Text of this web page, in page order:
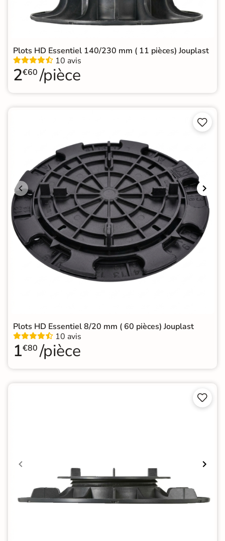
Plots HD Essentiel 140/230 mm ( 11 pièces) Jouplast
10 avis
2€60 /pièce


Plots HD Essentiel 8/20 mm ( 60 pièces) Jouplast
10 avis
1€80 /pièce

